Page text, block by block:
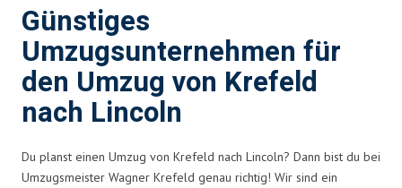
Günstiges
Umzugsunternehmen für
den Umzug von Krefeld
nach Lincoln
Du planst einen Umzug von Krefeld nach Lincoln? Dann bist du bei
Umzugsmeister Wagner Krefeld genau richtig! Wir sind ein